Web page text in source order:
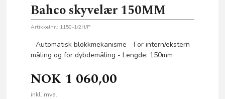
Bahco skyvelær 150MM
Artikkelnr.: 1150-1/2H/P
- Automatisk blokkmekanisme - For intern/ekstern
måling og for dybdemåling - Lengde: 150mm
NOK 1 060,00
inkl. mva.